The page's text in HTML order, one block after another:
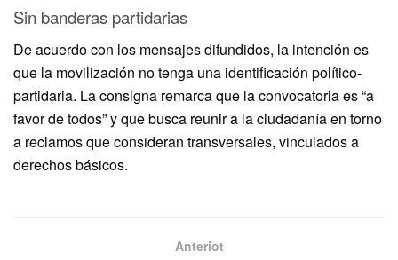
Sin banderas partidarias
De acuerdo con los mensajes difundidos, la intención es
que la movilización no tenga una identificación político-
partidaria. La consigna remarca que la convocatoria es “a
favor de todos” y que busca reunir a la ciudadanía en torno
a reclamos que consideran transversales, vinculados a
derechos básicos.
Anteriot